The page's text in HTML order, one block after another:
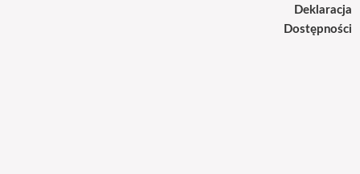
Deklaracja
Dostępności